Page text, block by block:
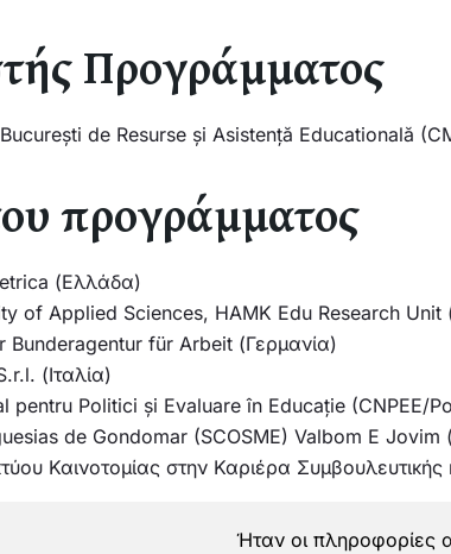
Προγράμματος
de Resurse și Asistență Educatională
προγράμματος
(Ελλάδα)
of Applied Sciences, HAMK Edu Research Unit
Bunderagentur für Arbeit (Γερμανία)
(Ιταλία)
pentru Politici și Evaluare în Educație (CNPEE/
de Gondomar (SCOSME) Valbom E Jovim
Καινοτομίας στην Καριέρα
Ήταν οι πληροφορίες